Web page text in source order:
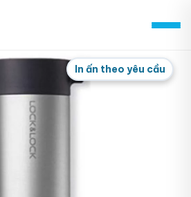
In ấn theo yêu cầu